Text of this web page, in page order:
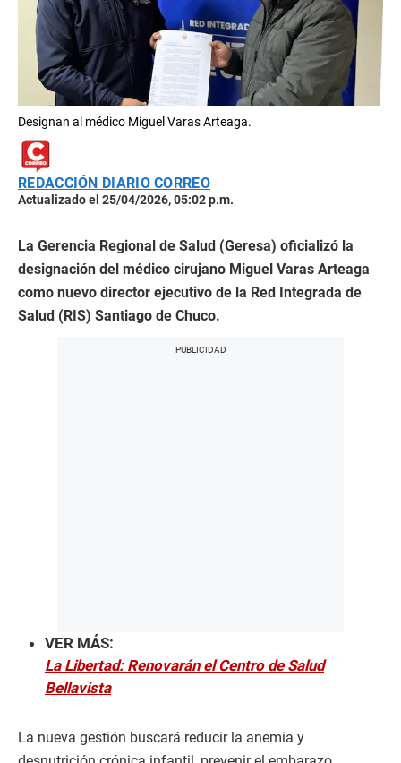
Designan al médico Miguel Varas Arteaga.
REDACCIÓN DIARIO CORREO
Actualizado el 25/04/2026, 05:02 p.m.
La Gerencia Regional de Salud (Geresa) oficializó la
designación del médico cirujano Miguel Varas Arteaga
como nuevo director ejecutivo de la Red Integrada de
Salud (RIS) Santiago de Chuco.
VER MÁS:
La Libertad: Renovarán el Centro de Salud
Bellavista
​La nueva gestión buscará reducir la anemia y